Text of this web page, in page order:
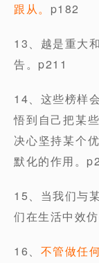
跟从。 p182
13、越是重大
告。p211
14、这些榜样
悟到自己把某
决心坚持某个
默化的作用。
15、当我们与
们在生活中效
16、 不管做任